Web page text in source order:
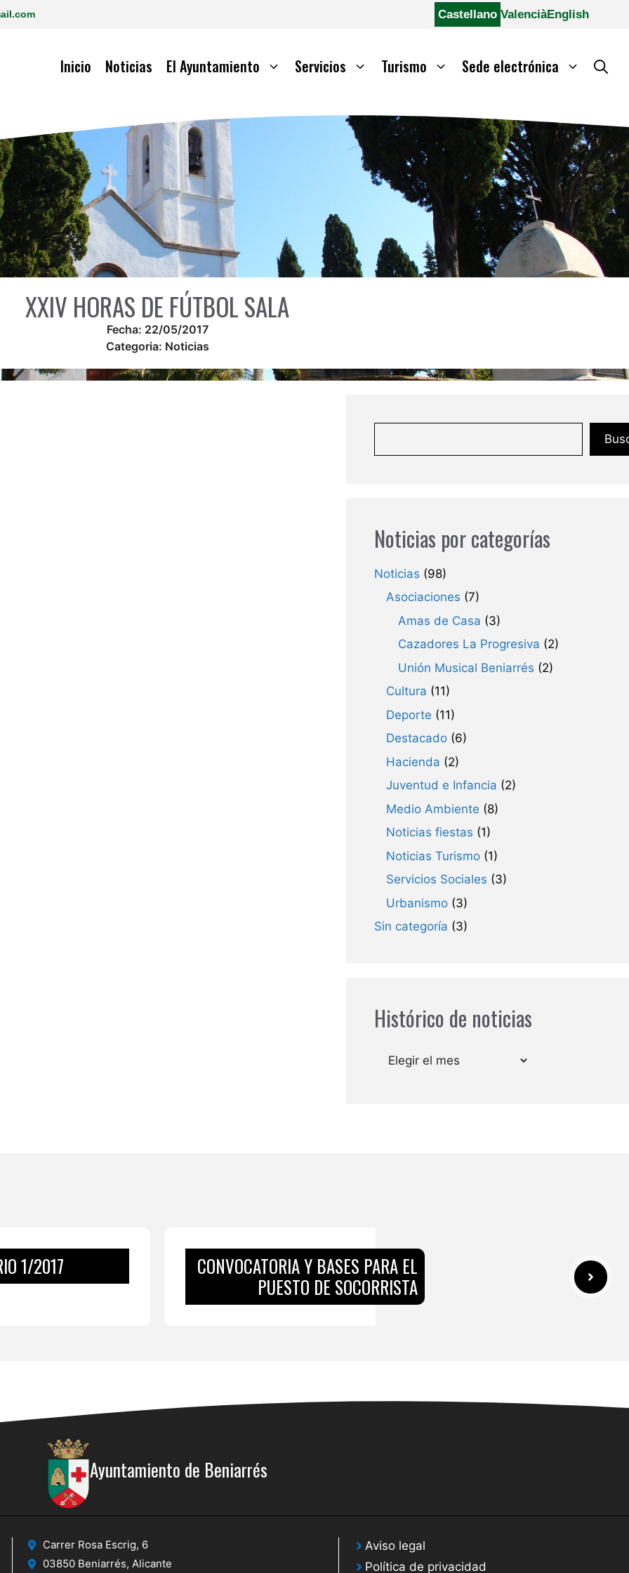
Castellano ValenciàEnglish
Inicio Noticias El Ayuntamiento Servicios Turismo Sede electrónica
XXIV HORAS DE FÚTBOL SALA
Fecha: 22/05/2017
Categoria: Noticias
Noticias por categorías
Noticias (98)
Asociaciones (7)
Amas de Casa (3)
Cazadores La Progresiva (2)
Unión Musical Beniarrés (2)
Cultura (11)
Deporte (11)
Destacado(6)
Hacienda (2)
Juventud e Infancia (2)
Medio Ambiente (8)
Noticias fiestas (1)
Noticias Turismo(1)
Servicios Sociales (3)
Urbanismo(3)
Sin categoría (3)
Histórico de noticias
Archivos
1/2017
CONVOCATORIA Y BASES PARA EL
PUESTO DE SOCORRISTA
Ayuntamiento de Beniarrés
Carrer Rosa Escrig, 6
03850 Beniarrés, Alicante
Aviso legal
Política de privacidad